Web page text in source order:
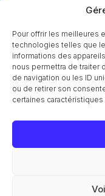
Pour offrir les meilleures
technologies telles que
informations des
nous permettra de
de navigation ou les ID
ou de retirer son
certaines
Newsletter
Vous souhaitez suivre
©